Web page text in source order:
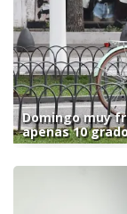
Domingo muy
apenas 10